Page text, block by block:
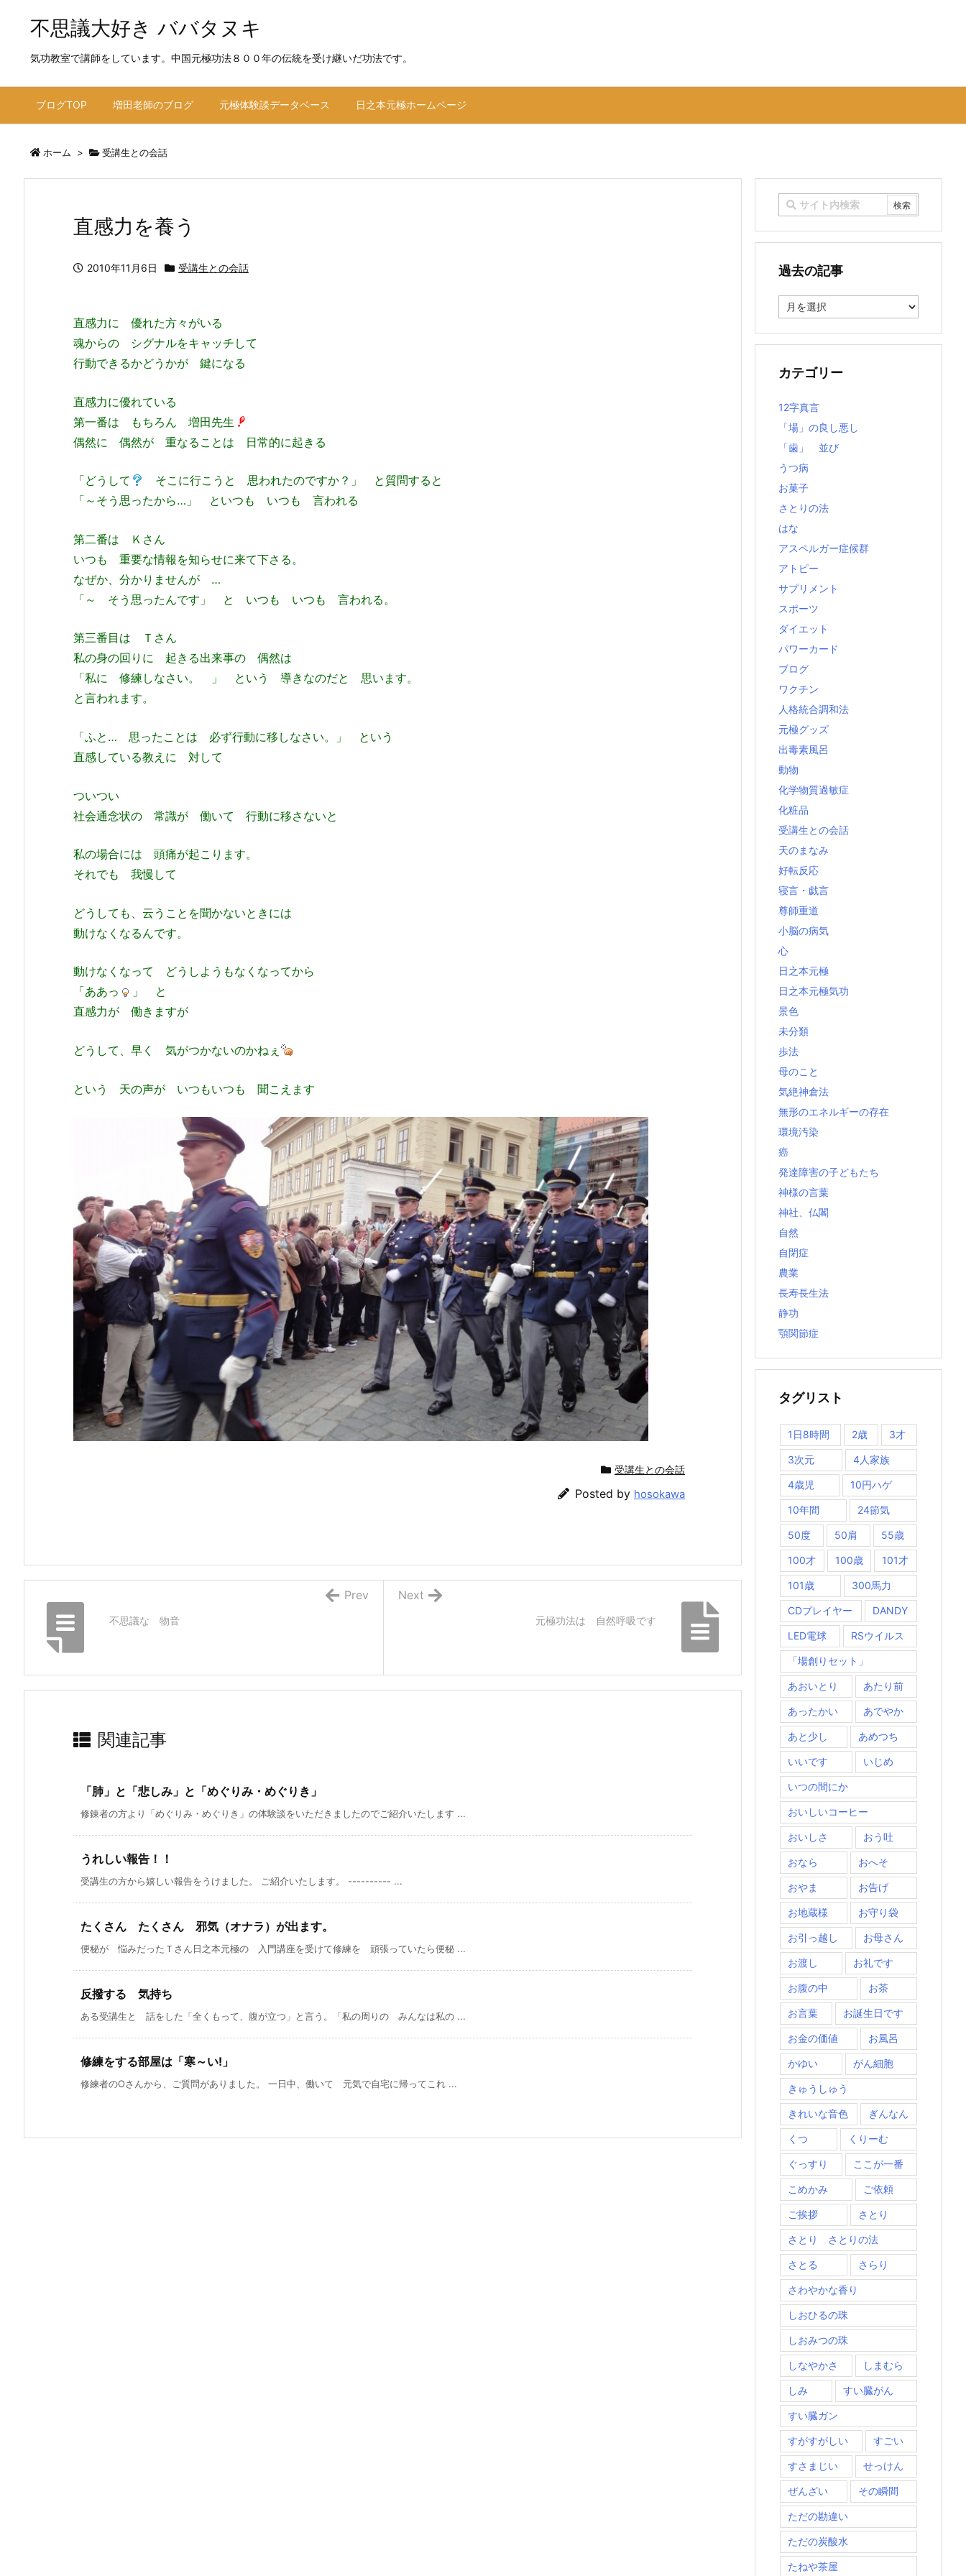
不思議大好き ババタヌキ
気功教室で講師をしています。中国元極功法８００年の伝統を受け継いだ功法です。
ブログTOP 増田老師のブログ 元極体験談データベース 日之本元極ホームページ
ホーム > 受講生との会話
直感力を養う
2010年11月6日 受講生との会話
直感力に 優れた方々がいる
魂からの シグナルをキャッチして
行動できるかどうかが 鍵になる
直感力に優れている
第一番は もちろん 増田先生
偶然に 偶然が 重なることは 日常的に起きる
「どうして
そこに行こうと 思われたのですか？」 と質問すると
「～そう思ったから…」 といつも いつも 言われる
第二番は Ｋさん
いつも 重要な情報を知らせに来て下さる。
なぜか、分かりませんが …
「～ そう思ったんです」 と いつも いつも 言われる。
第三番目は Ｔさん
私の身の回りに 起きる出来事の 偶然は
「私に 修練しなさい。 」 という 導きなのだと 思います。
と言われます。
「ふと… 思ったことは 必ず行動に移しなさい。」 という
直感している教えに 対して
ついつい
社会通念状の 常識が 働いて 行動に移さないと
私の場合には 頭痛が起こります。
それでも 我慢して
どうしても、云うことを聞かないときには
動けなくなるんです。
動けなくなって どうしようもなくなってから
「ああっ
」 と
直感力が 働きますが
どうして、早く 気がつかないのかねぇ
という 天の声が いつもいつも 聞こえます
受講生との会話
Posted by hosokawa
元極功法は 自然呼吸です
Next
不思議な 物音
Prev
関連記事
「肺」と「悲しみ」と「めぐりみ・めぐりき」
修錬者の方より「めぐりみ・めぐりき」の体験談をいただきましたのでご紹介いたします ...
うれしい報告！！
受講生の方から嬉しい報告をうけました。 ご紹介いたします。 ---------- ...
たくさん たくさん 邪気（オナラ）が出ます。
便秘が 悩みだったＴさん日之本元極の 入門講座を受けて修練を 頑張っていたら便秘 ...
反撥する 気持ち
ある受講生と 話をした「全くもって、腹が立つ」と言う。「私の周りの みんなは私の ...
修練をする部屋は「寒～い!」
修練者のOさんから、ご質問がありました。 一日中、働いて 元気で自宅に帰ってこれ ...
過去の記事
去
記
カテゴリー
12字真言
「場」の良し悪し
「歯」 並び
うつ病
お菓子
さとりの法
はな
アスペルガー症候群
アトピー
サプリメント
スポーツ
ダイエット
パワーカード
ブログ
ワクチン
人格統合調和法
元極グッズ
出毒素風呂
動物
化学物質過敏症
化粧品
受講生との会話
天のまなみ
好転反応
寝言・戯言
尊師重道
小脳の病気
心
日之本元極
日之本元極気功
景色
未分類
歩法
母のこと
気絶神倉法
無形のエネルギーの存在
環境汚染
癌
発達障害の子どもたち
神様の言葉
神社、仏閣
自然
自閉症
農業
長寿長生法
静功
顎関節症
タグリスト
1日8時間 2歳 3才
3次元 4人家族
4歳児 10円ハゲ
10年間 24節気
50度 50肩 55歳
100才 100歳 101才
101歳 300馬力
CDプレイヤー DANDY
LED電球 RSウイルス
「場創りセット」
あおいとり あたり前
あったかい あでやか
あと少し あめつち
いいです いじめ
いつの間にか
おいしいコーヒー
おいしさ おう吐
おなら おへそ
おやま お告げ
お地蔵様 お守り袋
お引っ越し お母さん
お渡し お礼です
お腹の中 お茶
お言葉 お誕生日です
お金の価値 お風呂
かゆい がん細胞
きゅうしゅう
きれいな音色 ぎんなん
くつ くりーむ
ぐっすり ここが一番
こめかみ ご依頼
ご挨拶 さとり
さとり さとりの法
さとる さらり
さわやかな香り
しおひるの珠
しおみつの珠
しなやかさ しまむら
しみ すい臓がん
すい臓ガン
すがすがしい すごい
すさまじい せっけん
ぜんざい その瞬間
ただの勘違い
ただの炭酸水
たねや茶屋